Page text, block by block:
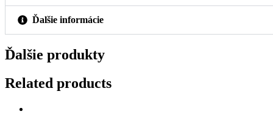
Ďalšie informácie
Ďalšie produkty
Related products